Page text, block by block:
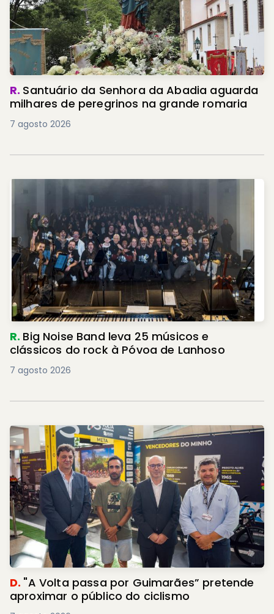
R. Santuário da Senhora da Abadia aguarda
milhares de peregrinos na grande romaria
7 agosto 2026
R. Big Noise Band leva 25 músicos e
clássicos do rock à Póvoa de Lanhoso
7 agosto 2026
D. "A Volta passa por Guimarães” pretende
aproximar o público do ciclismo